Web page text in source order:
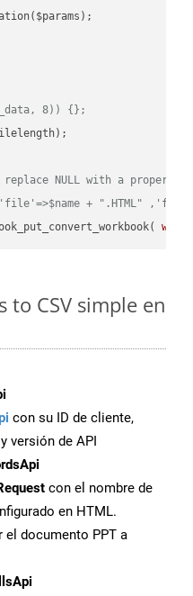
8)) {};
replace NULL with a proper
+ ".HTML"
to CSV simple en
con su ID de cliente,
versión de API
con el nombre de
en HTML.
el documento PPT a